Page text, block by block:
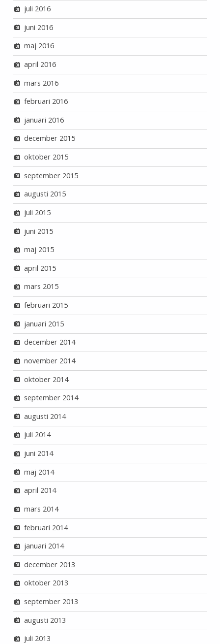
juli 2016
juni 2016
maj 2016
april 2016
mars 2016
februari 2016
januari 2016
december 2015
oktober 2015
september 2015
augusti 2015
juli 2015
juni 2015
maj 2015
april 2015
mars 2015
februari 2015
januari 2015
december 2014
november 2014
oktober 2014
september 2014
augusti 2014
juli 2014
juni 2014
maj 2014
april 2014
mars 2014
februari 2014
januari 2014
december 2013
oktober 2013
september 2013
augusti 2013
juli 2013